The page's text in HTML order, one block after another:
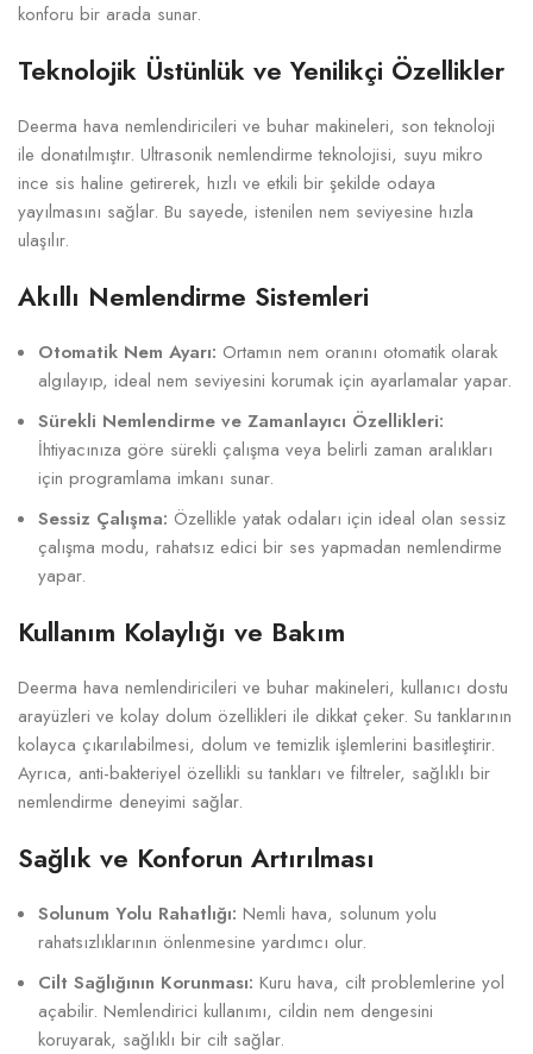
konforu bir arada sunar.
Teknolojik Üstünlük ve Yenilikçi Özellikler
Deerma hava nemlendiricileri ve buhar makineleri, son teknoloji
ile donatılmıştır. Ultrasonik nemlendirme teknolojisi, suyu mikro
ince sis haline getirerek, hızlı ve etkili bir şekilde odaya
yayılmasını sağlar. Bu sayede, istenilen nem seviyesine hızla
ulaşılır.
Akıllı Nemlendirme Sistemleri
Otomatik Nem Ayarı: Ortamın nem oranını otomatik olarak
algılayıp, ideal nem seviyesini korumak için ayarlamalar yapar.
Sürekli Nemlendirme ve Zamanlayıcı Özellikleri:
İhtiyacınıza göre sürekli çalışma veya belirli zaman aralıkları
için programlama imkanı sunar.
Sessiz Çalışma: Özellikle yatak odaları için ideal olan sessiz
çalışma modu, rahatsız edici bir ses yapmadan nemlendirme
yapar.
Kullanım Kolaylığı ve Bakım
Deerma hava nemlendiricileri ve buhar makineleri, kullanıcı dostu
arayüzleri ve kolay dolum özellikleri ile dikkat çeker. Su tanklarının
kolayca çıkarılabilmesi, dolum ve temizlik işlemlerini basitleştirir.
Ayrıca, anti-bakteriyel özellikli su tankları ve filtreler, sağlıklı bir
nemlendirme deneyimi sağlar.
Sağlık ve Konforun Artırılması
Solunum Yolu Rahatlığı: Nemli hava, solunum yolu
rahatsızlıklarının önlenmesine yardımcı olur.
Cilt Sağlığının Korunması: Kuru hava, cilt problemlerine yol
açabilir. Nemlendirici kullanımı, cildin nem dengesini
koruyarak, sağlıklı bir cilt sağlar.